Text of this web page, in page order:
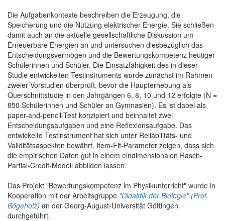
Die Aufgabenkontexte beschreiben die Erzeugung, die
Speicherung und die Nutzung elektrischer Energie. Sie schließen
damit auch an die aktuelle gesellschaftliche Diskussion um
Erneuerbare Energien an und untersuchen diesbezüglich das
Entscheidungsvermögen und die Bewertungskompetenz heutiger
Schülerinnen und Schüler. Die Einsatzfähigkeit des in dieser
Studie entwickelten Testinstruments wurde zunächst im Rahmen
zweier Vorstudien überprüft, bevor die Haupterhebung als
Querschnittstudie in den Jahrgängen 6, 8, 10 und 12 erfolgte (N =
850 Schülerinnen und Schüler an Gymnasien). Es ist dabei als
paper-and-pencil-Test konzipiert und beinhaltet zwei
Entscheidungsaufgaben und eine Reflexionsaufgabe. Das
entwickelte Testinstrument hat sich unter Reliabilitäts- und
Validitätsaspekten bewährt. Item-Fit-Parameter zeigen, dass sich
die empirischen Daten gut in einem eindimensionalen Rasch-
Partial-Credit-Modell abbilden lassen.
Das Projekt "Bewertungskompetenz im Physikunterricht" wurde in
Kooperation mit der Arbeitsgruppe "Didaktik der Biologie" (Prof.
Bögeholz) an der Georg-August-Universität Göttingen
durchgeführt.